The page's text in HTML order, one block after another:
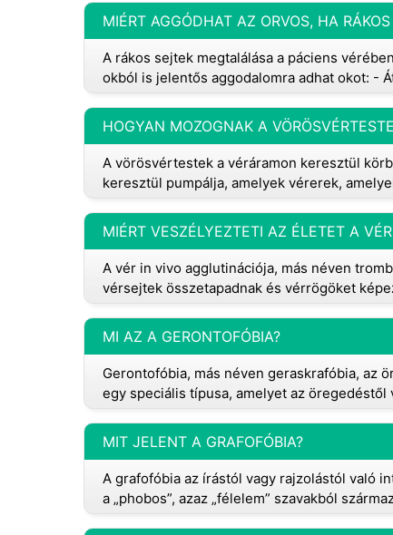
MIÉRT AGGÓDHAT AZ ORVOS, HA
A rákos sejtek megtalálása a páciens
okból is jelentős aggodalomra adhat okot: -
HOGYAN MOZOGNAK A
A vörösvértestek a véráramon keresztül
keresztül pumpálja, amelyek vérerek,
MIÉRT VESZÉLYEZTETI AZ ÉLETET A
A vér in vivo agglutinációja, más néven
vérsejtek összetapadnak és vérrögöket
MI AZ A GERONTOFÓBIA?
Gerontofóbia, más néven geraskrafóbia, az
egy speciális típusa, amelyet az öregedéstől
MIT JELENT A GRAFOFÓBIA?
A grafofóbia az írástól vagy rajzolástól való
a „phobos”, azaz „félelem” szavakból